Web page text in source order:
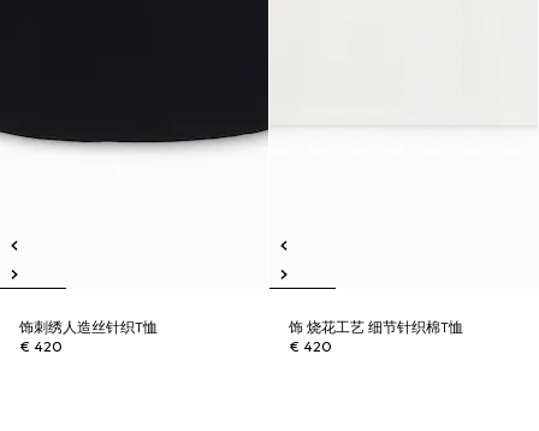
饰刺绣人造丝针织T恤
€ 420
饰 烧花工艺 细节针织棉T恤
€ 420